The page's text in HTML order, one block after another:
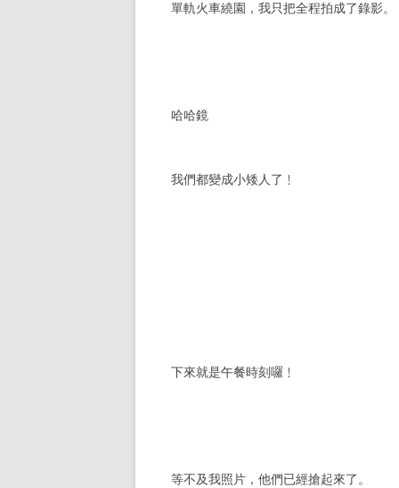
單軌火車繞園，我只把全程拍成了錄影。
哈哈鏡
我們都變成小矮人了﹗
下來就是午餐時刻囉﹗
等不及我照片，他們已經搶起來了。